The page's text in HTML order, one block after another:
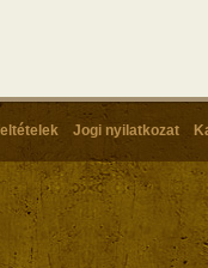
Jogi nyilatkozat